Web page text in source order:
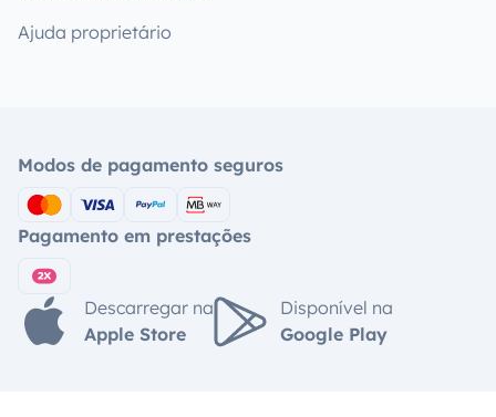
Ajuda proprietário
Modos de pagamento seguros
Pagamento em prestações
Descarregar na
Apple Store
Disponível na
Google Play